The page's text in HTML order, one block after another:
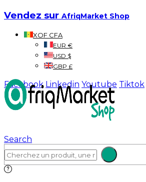
Vendez sur AfriqMarket Shop
XOF CFA
EUR €
USD $
GBP £
Facebook Linkedin Youtube Tiktok
Search